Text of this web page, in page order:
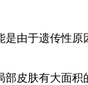
由于遗传性
皮肤有大面